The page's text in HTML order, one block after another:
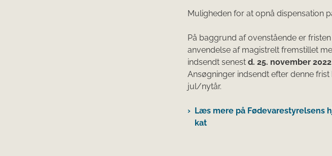
Muligheden for at opnå dispensation
På baggrund af ovenstående er
anvendelse af magistrelt fremstillet
indsendt senest d. 25. november 2022
Ansøgninger indsendt efter denne
jul/nytår.
Læs mere på Fødevarestyrelsens
kat